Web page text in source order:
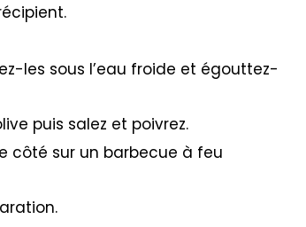
les sous l’eau froide et égouttez-
puis salez et poivrez.
côté sur un barbecue à feu